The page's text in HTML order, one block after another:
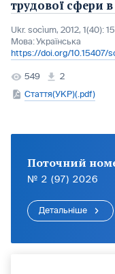
трудової сфери
Ukr. socìum, 2012, 1(40):
Мова:Українська
https://doi.org/10.15407/
549
2
Стаття(УКР)(.pdf)
Поточний
№ 2 (97) 2026
Детальніше